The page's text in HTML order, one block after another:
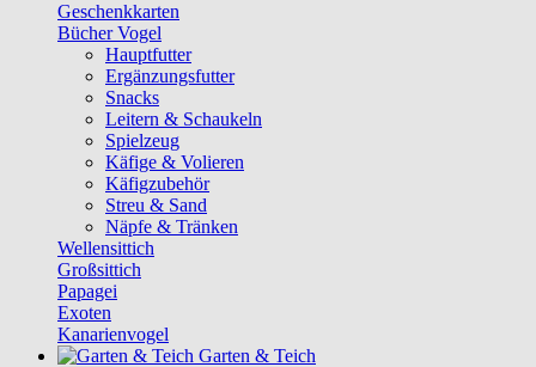
Geschenkkarten
Bücher Vogel
Hauptfutter
Ergänzungsfutter
Snacks
Leitern & Schaukeln
Spielzeug
Käfige & Volieren
Käfigzubehör
Streu & Sand
Näpfe & Tränken
Wellensittich
Großsittich
Papagei
Exoten
Kanarienvogel
Garten & Teich